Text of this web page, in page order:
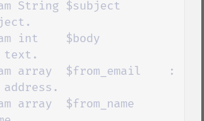
text.